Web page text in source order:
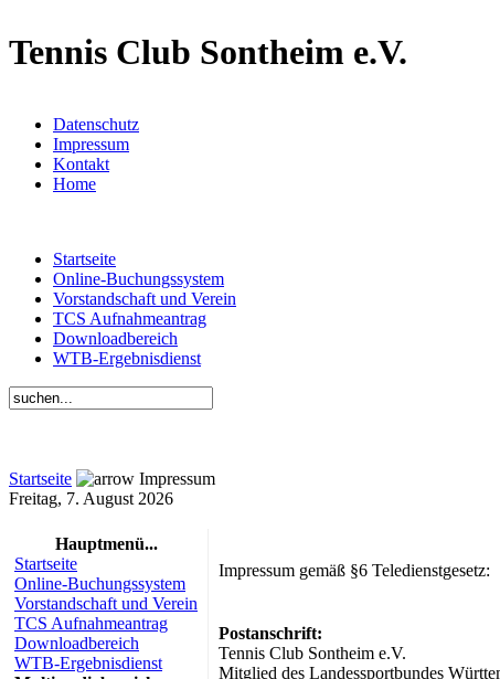
Tennis Club Sontheim e.V.
Datenschutz
Impressum
Kontakt
Home
Startseite
Online-Buchungssystem
Vorstandschaft und Verein
TCS Aufnahmeantrag
Downloadbereich
WTB-Ergebnisdienst
Startseite
Impressum
Freitag, 7. August 2026
Hauptmenü...
Startseite
Online-Buchungssystem
Vorstandschaft und Verein
TCS Aufnahmeantrag
Downloadbereich
WTB-Ergebnisdienst
Impressum gemäß §6 Teledienstgesetz:
Postanschrift:
Tennis Club Sontheim e.V.
Mitglied des Landessportbundes